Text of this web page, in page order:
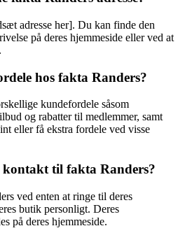
adresse her]. Du kan finde den
på deres hjemmeside eller ved at
hos fakta Randers?
kundefordele såsom
og rabatter til medlemmer, samt
eller få ekstra fordele ved visse
til fakta Randers?
ved enten at ringe til deres
butik personligt. Deres
på deres hjemmeside.